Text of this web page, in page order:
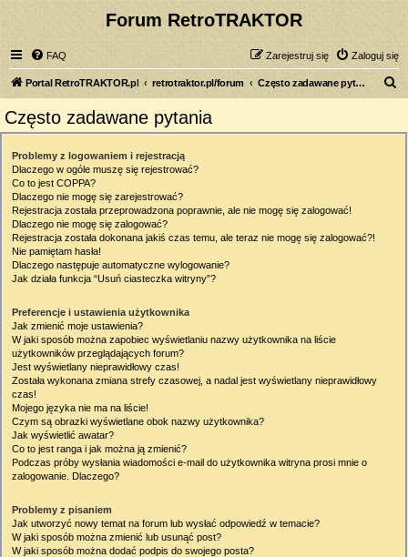
Forum RetroTRAKTOR
FAQ Zaloguj się
Zarejestruj się
Portal RetroTRAKTOR.pl retrotraktor.pl/forum Często zadawane pytania
Często zadawane pytania
Problemy z logowaniem i rejestracją
Dlaczego w ogóle muszę się rejestrować?
Co to jest COPPA?
Dlaczego nie mogę się zarejestrować?
Rejestracja została przeprowadzona poprawnie, ale nie mogę się zalogować!
Dlaczego nie mogę się zalogować?
Rejestracja została dokonana jakiś czas temu, ale teraz nie mogę się zalogować?!
Nie pamiętam hasła!
Dlaczego następuje automatyczne wylogowanie?
Jak działa funkcja “Usuń ciasteczka witryny”?
Preferencje i ustawienia użytkownika
Jak zmienić moje ustawienia?
W jaki sposób można zapobiec wyświetlaniu nazwy użytkownika na liście
użytkowników przeglądających forum?
Jest wyświetlany nieprawidłowy czas!
Została wykonana zmiana strefy czasowej, a nadal jest wyświetlany nieprawidłowy
czas!
Mojego języka nie ma na liście!
Czym są obrazki wyświetlane obok nazwy użytkownika?
Jak wyświetlić awatar?
Co to jest ranga i jak można ją zmienić?
Podczas próby wysłania wiadomości e-mail do użytkownika witryna prosi mnie o
zalogowanie. Dlaczego?
Problemy z pisaniem
Jak utworzyć nowy temat na forum lub wysłać odpowiedź w temacie?
W jaki sposób można zmienić lub usunąć post?
W jaki sposób można dodać podpis do swojego posta?